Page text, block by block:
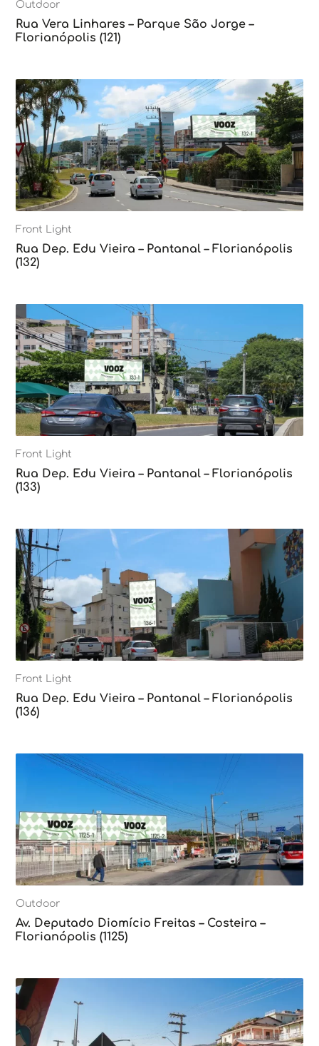
Outdoor
Rua Vera Linhares – Parque São Jorge –
Florianópolis (121)
Front Light
Rua Dep. Edu Vieira – Pantanal – Florianópolis
(132)
Front Light
Rua Dep. Edu Vieira – Pantanal – Florianópolis
(133)
Front Light
Rua Dep. Edu Vieira – Pantanal – Florianópolis
(136)
Outdoor
Av. Deputado Diomício Freitas – Costeira –
Florianópolis (1125)